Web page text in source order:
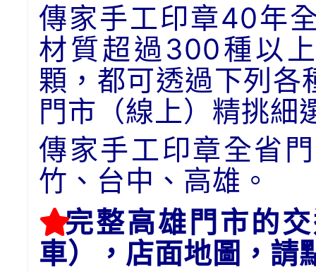
傳家手工印章40年
材質超過300種以
顆，都可透過下列各
門市（線上）精挑細
傳家手工印章全省
竹、台中、高雄。
完整高雄門市的
車），店面地圖，請